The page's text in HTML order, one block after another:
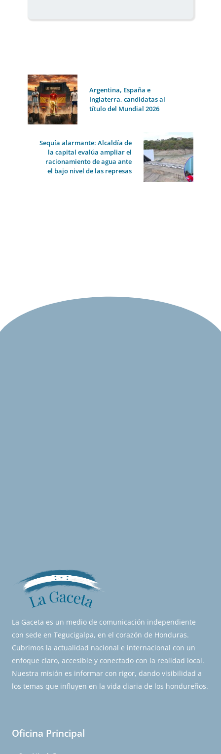
Argentina, España e
Inglaterra, candidatas al
título del Mundial 2026
Sequía alarmante: Alcaldía de
la capital evalúa ampliar el
racionamiento de agua ante
el bajo nivel de las represas
La Gaceta es un medio de comunicación independiente
con sede en Tegucigalpa, en el corazón de Honduras.
Cubrimos la actualidad nacional e internacional con un
enfoque claro, accesible y conectado con la realidad local.
Nuestra misión es informar con rigor, dando visibilidad a
los temas que influyen en la vida diaria de los hondureños.
Oficina Principal